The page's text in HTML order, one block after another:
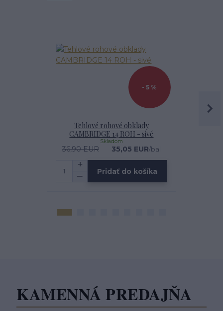
- 5 %
Tehlové rohové obklady
CAMBRIDGE 14 ROH - sivé
36,90 EUR 35,05 EUR/bal
Skladom
Pridať do košíka
KAMENNÁ PREDAJŇA